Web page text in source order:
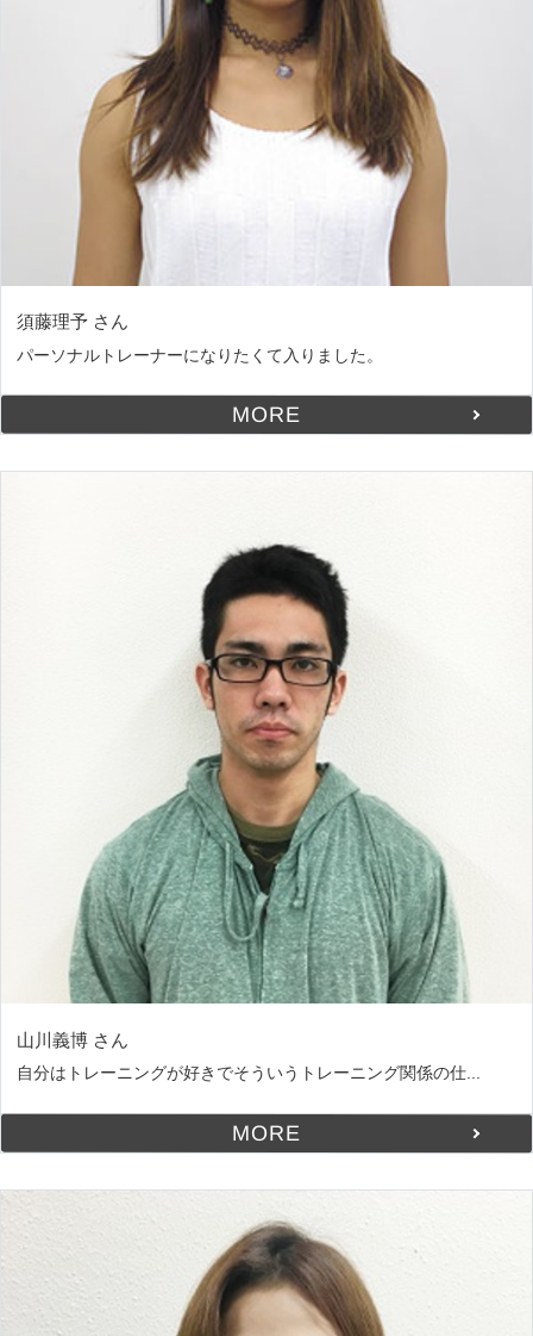
須藤理予 さん
パーソナルトレーナーになりたくて入りました。
MORE
山川義博 さん
自分はトレーニングが好きでそういうトレーニング関係の仕...
MORE